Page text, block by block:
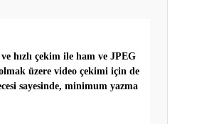
hızlı çekim ile ham ve JPEG
üzere video çekimi için de
sayesinde, minimum yazma